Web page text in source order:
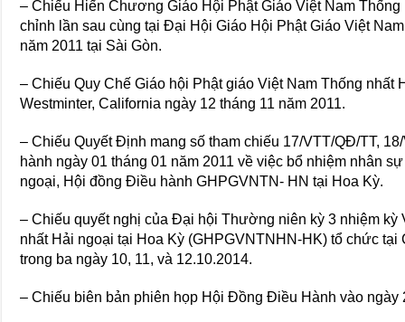
– Chiếu Hiến Chương Giáo Hội Phật Giáo Việt Nam
chỉnh lần sau cùng tại Đại Hội Giáo Hội Phật Giáo Việt
năm 2011 tại Sài Gòn.
– Chiếu Quy Chế Giáo hội Phật giáo Việt Nam Thống nhất
Westminter, California ngày 12 tháng 11 năm 2011.
– Chiếu Quyết Định mang số tham chiếu 17/VTT/QĐ/TT,
hành ngày 01 tháng 01 năm 2011 về việc bổ nhiệm nhân
ngoại, Hội đồng Điều hành GHPGVNTN- HN tại Hoa Kỳ.
– Chiếu quyết nghị của Ðại hội Thường niên kỳ 3 nhiệm kỳ
nhất Hải ngoại tại Hoa Kỳ (GHPGVNTNHN-HK) tổ chức tại
trong ba ngày 10, 11, và 12.10.2014.
– Chiếu biên bản phiên họp Hội Đồng Điều Hành vào ngày